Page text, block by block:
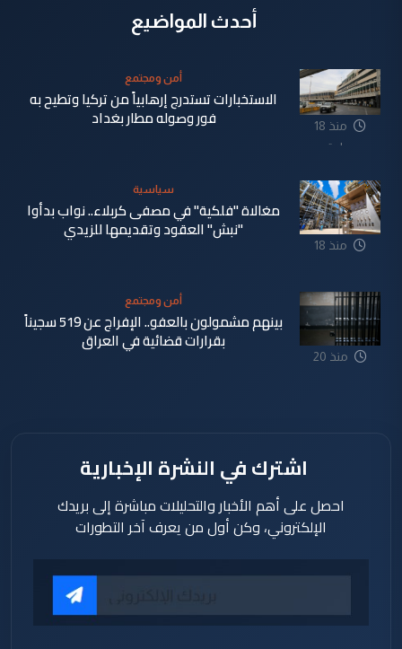
أحدث المواضيع
منذ 18
ساعة
أمن ومجتمع
الاستخبارات تستدرج إرهابياً من تركيا وتطيح به
فور وصوله مطار بغداد
منذ 18
سياسية
مغالاة "فلكية" في مصفى كربلاء.. نواب بدأوا
"نبش" العقود وتقديمها للزيدي
منذ 20
أمن ومجتمع
بينهم مشمولون بالعفو.. الإفراج عن 519 سجيناً
بقرارات قضائية في العراق
اشترك في النشرة الإخبارية
احصل على أهم الأخبار والتحليلات مباشرة إلى بريدك
الإلكتروني، وكن أول من يعرف آخر التطورات